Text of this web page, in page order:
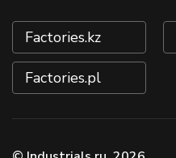
Factories.kz
Factories.pl